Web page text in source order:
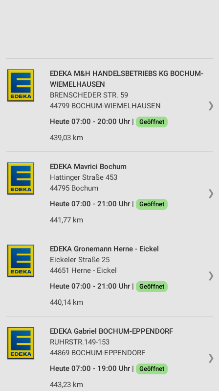
❯
EDEKA M&H HANDELSBETRIEBS KG BOCHUM-
WIEMELHAUSEN
BRENSCHEDER STR. 59
44799 BOCHUM-WIEMELHAUSEN
Heute 07:00 - 20:00 Uhr |
Geöffnet
439,03 km
❯
EDEKA Mavrici Bochum
Hattinger Straße 453
44795 Bochum
Heute 07:00 - 21:00 Uhr |
Geöffnet
441,77 km
❯
EDEKA Gronemann Herne - Eickel
Eickeler Straße 25
44651 Herne - Eickel
Heute 07:00 - 21:00 Uhr |
Geöffnet
440,14 km
❯
EDEKA Gabriel BOCHUM-EPPENDORF
RUHRSTR.149-153
44869 BOCHUM-EPPENDORF
Heute 07:00 - 19:00 Uhr |
Geöffnet
443,23 km